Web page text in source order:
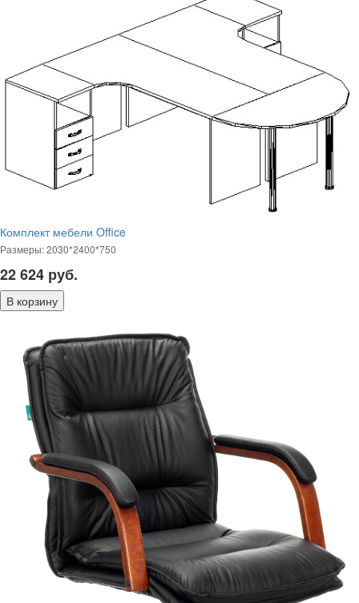
Комплект мебели Office
Размеры: 2030*2400*750
22 624 руб.